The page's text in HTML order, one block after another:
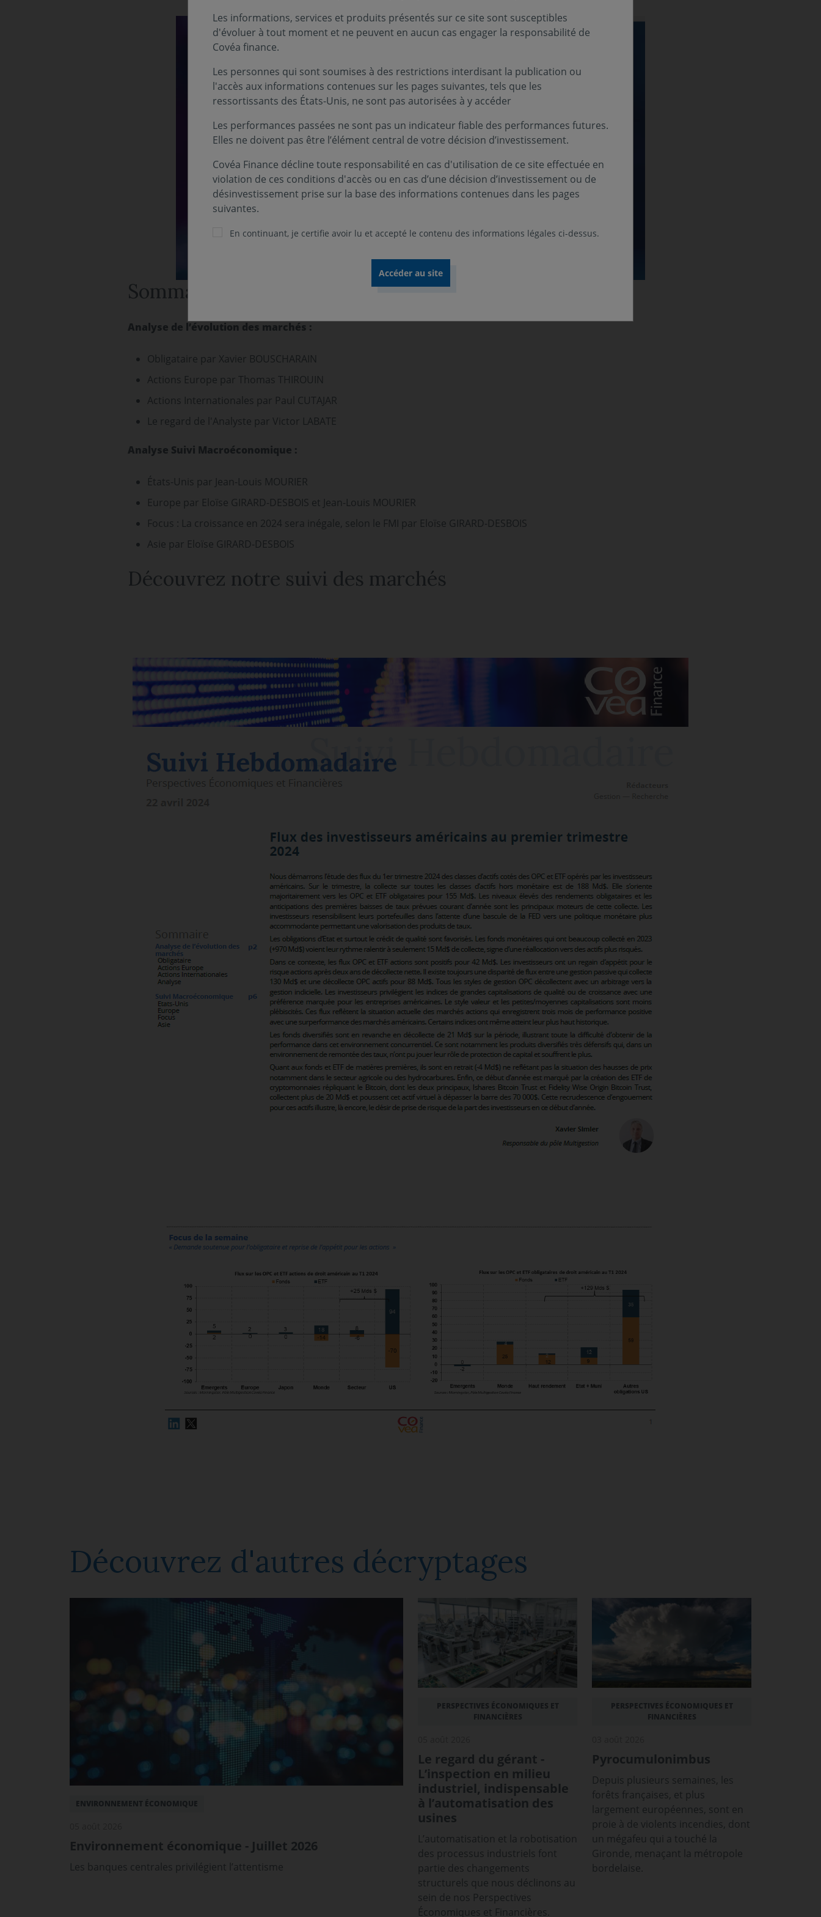
Sommaire
Analyse de l’évolution des marchés :
Obligataire par Xavier BOUSCHARAIN
Actions Europe par Thomas THIROUIN
Actions Internationales par Paul CUTAJAR
Le regard de l'Analyste par Victor LABATE
Analyse Suivi Macroéconomique :
États-Unis par Jean-Louis MOURIER
Europe par Eloïse GIRARD-DESBOIS et Jean-Louis MOURIER
Focus : La croissance en 2024 sera inégale, selon le FMI par Eloïse GIRARD-DESBOIS
Asie par Eloïse GIRARD-DESBOIS
Découvrez notre suivi des marchés
Découvrez d'autres décryptages
ENVIRONNEMENT ÉCONOMIQUE
Environnement économique - Juillet 2026
Les banques centrales privilégient l’attentisme
PERSPECTIVES ÉCONOMIQUES ET
FINANCIÈRES
Le regard du gérant -
L’inspection en milieu
industriel, indispensable
à l’automatisation des
usines
L’automatisation et la robotisation
des processus industriels font
partie des changements
structurels que nous déclinons au
sein de nos Perspectives
Économiques et Financières.
PERSPECTIVES ÉCONOMIQUES ET
FINANCIÈRES
Pyrocumulonimbus
Depuis plusieurs semaines, les
forêts françaises, et plus
largement européennes, sont en
proie à de violents incendies, dont
un mégafeu qui a touché la
Gironde, menaçant la métropole
bordelaise.
Les informations, services et produits présentés sur ce site sont susceptibles
d'évoluer à tout moment et ne peuvent en aucun cas engager la responsabilité de
Covéa finance.
Les personnes qui sont soumises à des restrictions interdisant la publication ou
l'accès aux informations contenues sur les pages suivantes, tels que les
ressortissants des États-Unis, ne sont pas autorisées à y accéder
Les performances passées ne sont pas un indicateur fiable des performances futures.
Elles ne doivent pas être l’élément central de votre décision d’investissement.
Covéa Finance décline toute responsabilité en cas d'utilisation de ce site effectuée en
violation de ces conditions d'accès ou en cas d’une décision d’investissement ou de
désinvestissement prise sur la base des informations contenues dans les pages
suivantes.
En continuant, je certifie avoir lu et accepté le contenu des informations légales ci-dessus.